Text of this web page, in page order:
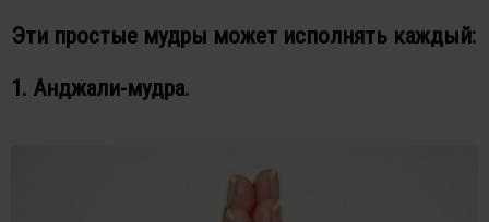
Эти простые мудры может исполнять каждый:
1. Анджали-мудра.